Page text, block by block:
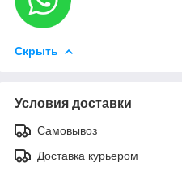
Скрыть
Условия доставки
Самовывоз
Доставка курьером